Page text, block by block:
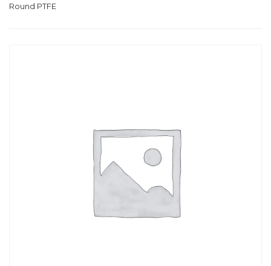
Round PTFE